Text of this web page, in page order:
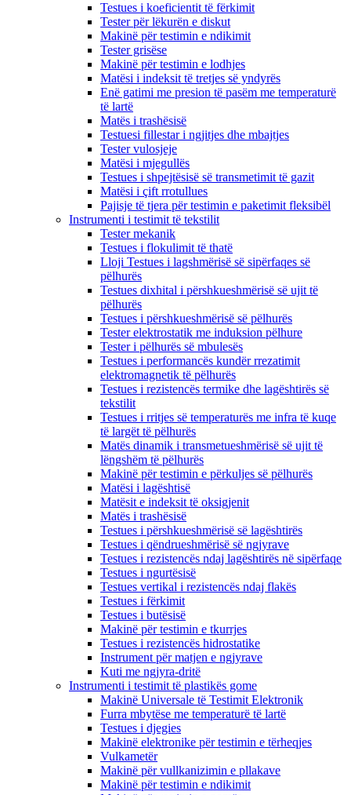
Testues i koeficientit të fërkimit
Tester për lëkurën e diskut
Makinë për testimin e ndikimit
Tester grisëse
Makinë për testimin e lodhjes
Matësi i indeksit të tretjes së yndyrës
Enë gatimi me presion të pasëm me temperaturë
të lartë
Matës i trashësisë
Testuesi fillestar i ngjitjes dhe mbajtjes
Tester vulosjeje
Matësi i mjegullës
Testues i shpejtësisë së transmetimit të gazit
Matësi i çift rrotullues
Pajisje të tjera për testimin e paketimit fleksibël
Instrumenti i testimit të tekstilit
Tester mekanik
Testues i flokulimit të thatë
Lloji Testues i lagshmërisë së sipërfaqes së
pëlhurës
Testues dixhital i përshkueshmërisë së ujit të
pëlhurës
Testues i përshkueshmërisë së pëlhurës
Tester elektrostatik me induksion pëlhure
Tester i pëlhurës së mbulesës
Testues i performancës kundër rrezatimit
elektromagnetik të pëlhurës
Testues i rezistencës termike dhe lagështirës së
tekstilit
Testues i rritjes së temperaturës me infra të kuqe
të largët të pëlhurës
Matës dinamik i transmetueshmërisë së ujit të
lëngshëm të pëlhurës
Makinë për testimin e përkuljes së pëlhurës
Matësi i lagështisë
Matësit e indeksit të oksigjenit
Matës i trashësisë
Testues i përshkueshmërisë së lagështirës
Testues i qëndrueshmërisë së ngjyrave
Testues i rezistencës ndaj lagështirës në sipërfaqe
Testues i ngurtësisë
Testues vertikal i rezistencës ndaj flakës
Testues i fërkimit
Testues i butësisë
Makinë për testimin e tkurrjes
Testues i rezistencës hidrostatike
Instrument për matjen e ngjyrave
Kuti me ngjyra-dritë
Instrumenti i testimit të plastikës gome
Makinë Universale të Testimit Elektronik
Furra mbytëse me temperaturë të lartë
Testues i djegies
Makinë elektronike për testimin e tërheqjes
Vulkametër
Makinë për vullkanizimin e pllakave
Makinë për testimin e ndikimit